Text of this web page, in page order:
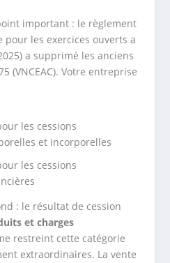
important : le règlement
pour les exercices ouverts a
a supprimé les anciens
(VNCEAC). Votre entreprise
les cessions
et incorporelles
les cessions
: le résultat de cession
et charges
restreint cette catégorie
extraordinaires. La vente